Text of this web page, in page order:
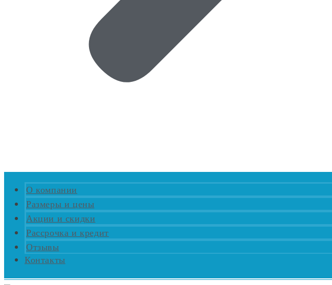
О компании
Размеры и цены
Акции и скидки
Рассрочка и кредит
Отзывы
Контакты